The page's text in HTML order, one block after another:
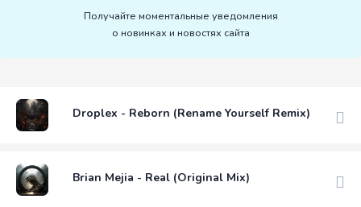
Получайте моментальные уведомления
о новинках и новостях сайта
Droplex - Reborn (Rename Yourself Remix)
Brian Mejia - Real (Original Mix)